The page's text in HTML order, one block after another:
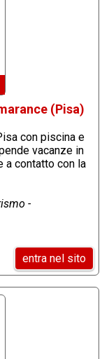
(Pisa)
con piscina e
vacanze in
a contatto con la
-
entra nel sito